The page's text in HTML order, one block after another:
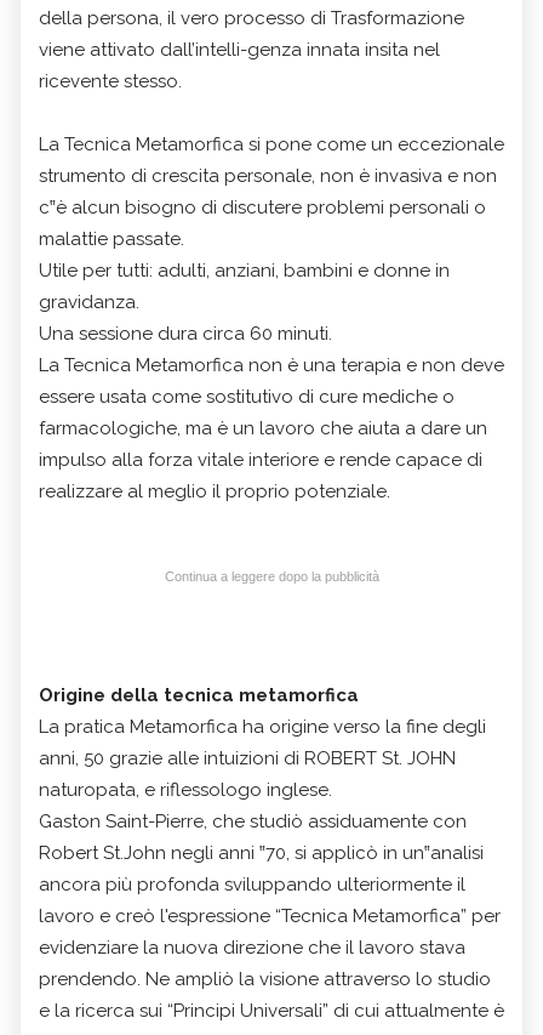
della persona, il vero processo di Trasformazione
viene attivato dall’intelli-genza innata insita nel
ricevente stesso.
La Tecnica Metamorfica si pone come un eccezionale
strumento di crescita personale, non è invasiva e non
c‟è alcun bisogno di discutere problemi personali o
malattie passate.
Utile per tutti: adulti, anziani, bambini e donne in
gravidanza.
Una sessione dura circa 60 minuti.
La Tecnica Metamorfica non è una terapia e non deve
essere usata come sostitutivo di cure mediche o
farmacologiche, ma è un lavoro che aiuta a dare un
impulso alla forza vitale interiore e rende capace di
realizzare al meglio il proprio potenziale.
Continua a leggere dopo la pubblicità
Origine della tecnica metamorfica
La pratica Metamorfica ha origine verso la fine degli
anni, 50 grazie alle intuizioni di ROBERT St. JOHN
naturopata, e riflessologo inglese.
Gaston Saint-Pierre, che studiò assiduamente con
Robert St.John negli anni ‟70, si applicò in un‟analisi
ancora più profonda sviluppando ulteriormente il
lavoro e creò l'espressione “Tecnica Metamorfica” per
evidenziare la nuova direzione che il lavoro stava
prendendo. Ne ampliò la visione attraverso lo studio
e la ricerca sui “Principi Universali” di cui attualmente è